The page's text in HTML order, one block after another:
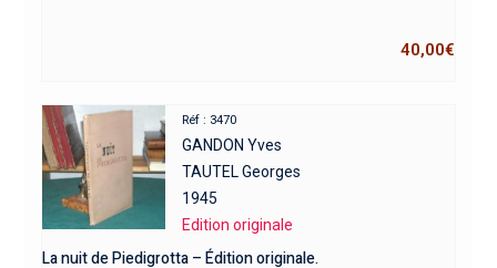
40,00€
Réf : 3470
GANDON Yves
TAUTEL Georges
1945
Edition originale
La nuit de Piedigrotta – Édition originale.